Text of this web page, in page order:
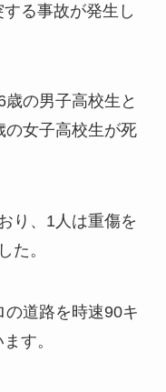
る事故が発生し
の男子高校生と
の女子高校生が死
り、1人は重傷を
た。
道路を時速90キ
す。